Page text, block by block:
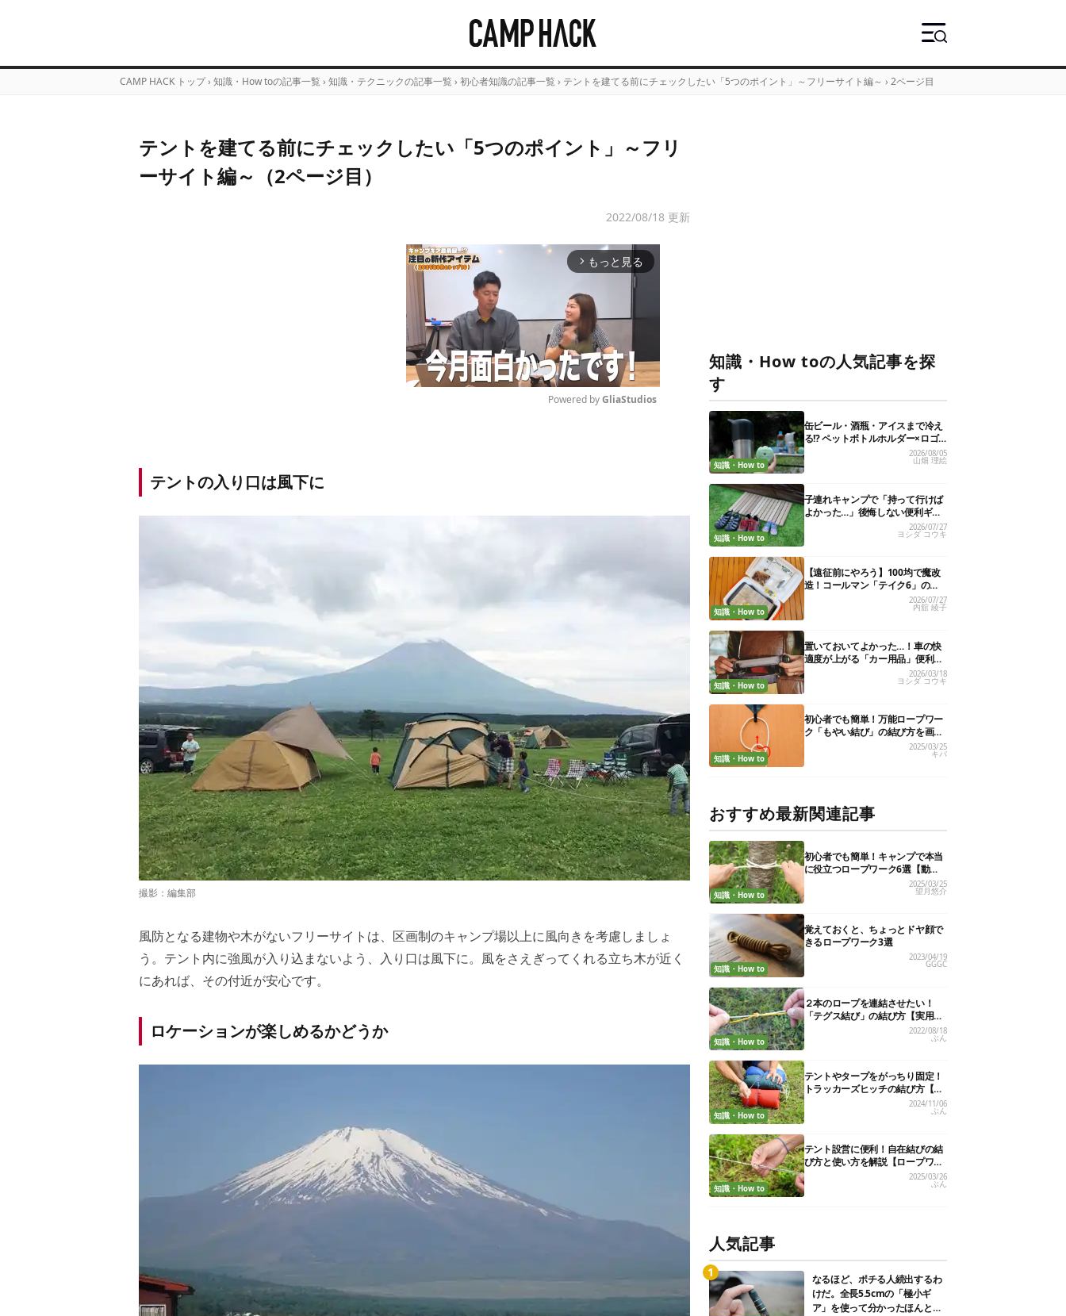
CAMP HACK トップ › 知識・How toの記事一覧 › 知識・テクニックの記事一覧 › 初心者知識の記事一覧 › テントを建てる前にチェックしたい「5つのポイント」～フリーサイト編～ › 2ページ目
テントを建てる前にチェックしたい「5つのポイント」～フリ
ーサイト編～（2ページ目）
2022/08/18 更新
arrow_forward_ios もっと見る
Powered by GliaStudios
テントの入り口は風下に
撮影：編集部
風防となる建物や木がないフリーサイトは、区画制のキャンプ場以上に風向きを考慮しましょ
う。テント内に強風が入り込まないよう、入り口は風下に。風をさえぎってくれる立ち木が近く
にあれば、その付近が安心です。
ロケーションが楽しめるかどうか
知識・How toの人気記事を探
す
知識・How to
缶ビール・酒瓶・アイスまで冷え
る!? ペットボトルホルダー×ロゴ
ス保冷剤が夏の最強コンビだった
2026/08/05
山畑 理絵
知識・How to
子連れキャンプで「持って行けば
よかった…」後悔しない便利ギア
13選
2026/07/27
ヨシダ コウキ
知識・How to
【遠征前にやろう】100均で魔改
造！コールマン「テイク6」の使
い勝手を“倍の倍”にする裏ワザ6連
2026/07/27
内舘 綾子
知識・How to
置いておいてよかった…！車の快
適度が上がる「カー用品」便利グ
ッズ27選
2026/03/18
ヨシダ コウキ
知識・How to
初心者でも簡単！万能ロープワー
ク「もやい結び」の結び方を画像
2025/03/25
キバ
おすすめ最新関連記事
知識・How to
初心者でも簡単！キャンプで本当
に役立つロープワーク6選【動画
2025/03/25
望月悠介
知識・How to
覚えておくと、ちょっとドヤ顔で
きるロープワーク3選
2023/04/19
GGGC
知識・How to
２本のロープを連結させたい！
「テグス結び」の結び方【実用的
ロープワークvol.７】
2022/08/18
ぶん
知識・How to
テントやタープをがっちり固定！
トラッカーズヒッチの結び方【実
用的ロープワークvol.6】
2024/11/06
ぶん
知識・How to
テント設営に便利！自在結びの結
び方と使い方を解説【ロープワー
ク】
2025/03/26
ぶん
人気記事
なるほど、ポチる人続出するわ
けだ。全長5.5cmの「極小ギ
ア」を使って分かったほんとの